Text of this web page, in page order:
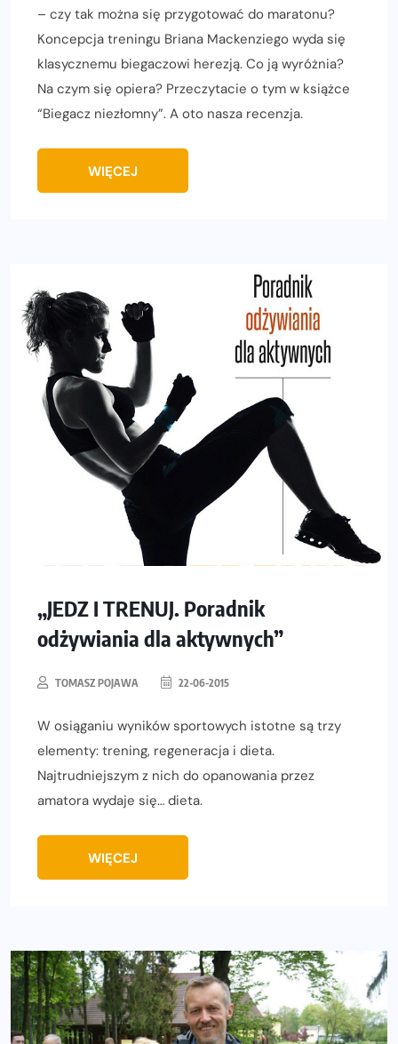
– czy tak można się przygotować do maratonu?
Koncepcja treningu Briana Mackenziego wyda się
klasycznemu biegaczowi herezją. Co ją wyróżnia?
Na czym się opiera? Przeczytacie o tym w książce
“Biegacz niezłomny”. A oto nasza recenzja.
WIĘCEJ
„JEDZ I TRENUJ. Poradnik
odżywiania dla aktywnych”
TOMASZ POJAWA 22-06-2015
W osiąganiu wyników sportowych istotne są trzy
elementy: trening, regeneracja i dieta.
Najtrudniejszym z nich do opanowania przez
amatora wydaje się… dieta.
WIĘCEJ